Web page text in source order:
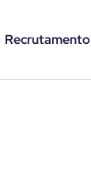
Recrutamento